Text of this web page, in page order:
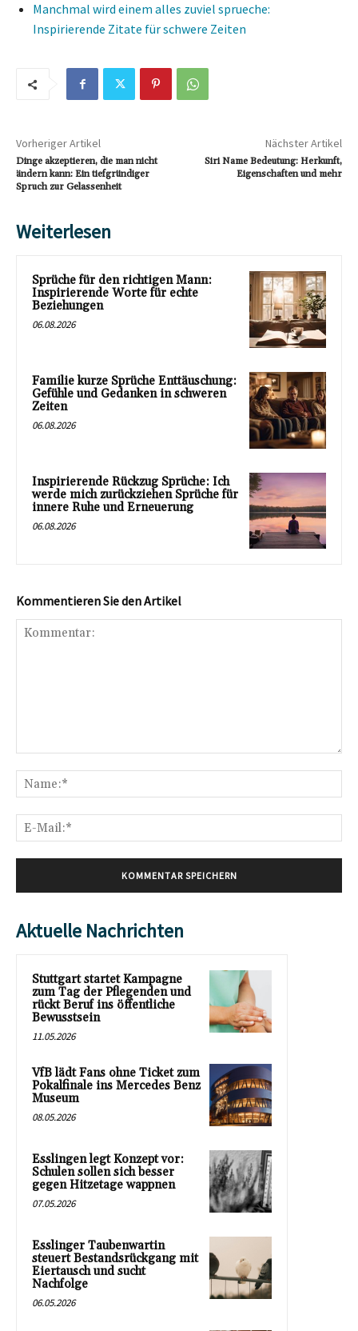
Manchmal wird einem alles zuviel sprueche:
Inspirierende Zitate für schwere Zeiten
Vorheriger Artikel
Dinge akzeptieren, die man nicht
ändern kann: Ein tiefgründiger
Spruch zur Gelassenheit
Nächster Artikel
Siri Name Bedeutung: Herkunft,
Eigenschaften und mehr
Weiterlesen
Sprüche für den richtigen Mann:
Inspirierende Worte für echte
Beziehungen
06.08.2026
Familie kurze Sprüche Enttäuschung:
Gefühle und Gedanken in schweren
Zeiten
06.08.2026
Inspirierende Rückzug Sprüche: Ich
werde mich zurückziehen Sprüche für
innere Ruhe und Erneuerung
06.08.2026
Kommentieren Sie den Artikel
Aktuelle Nachrichten
Stuttgart startet Kampagne
zum Tag der Pflegenden und
rückt Beruf ins öffentliche
Bewusstsein
11.05.2026
VfB lädt Fans ohne Ticket zum
Pokalfinale ins Mercedes Benz
Museum
08.05.2026
Esslingen legt Konzept vor:
Schulen sollen sich besser
gegen Hitzetage wappnen
07.05.2026
Esslinger Taubenwartin
steuert Bestandsrückgang mit
Eiertausch und sucht
Nachfolge
06.05.2026